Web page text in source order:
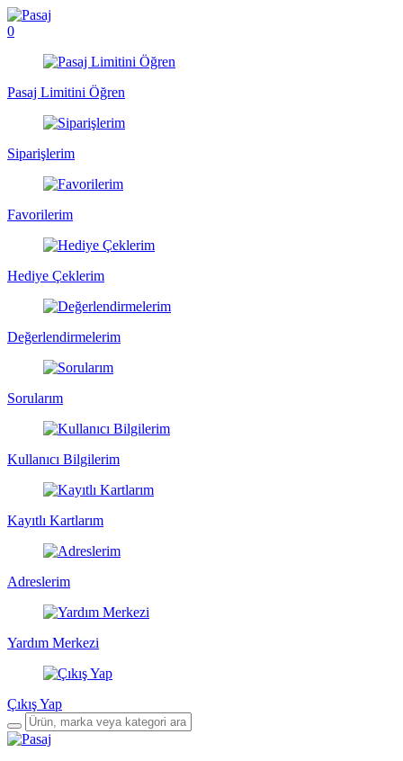
0
Pasaj Limitini Öğren
Siparişlerim
Favorilerim
Hediye Çeklerim
Değerlendirmelerim
Sorularım
Kullanıcı Bilgilerim
Kayıtlı Kartlarım
Adreslerim
Yardım Merkezi
Çıkış Yap